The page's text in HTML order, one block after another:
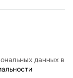
данных в